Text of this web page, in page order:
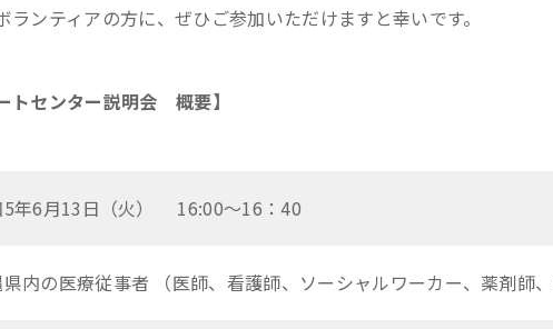
ンティアの方に、ぜひご参加いただけますと幸いです。
トセンター説明会 概要】
6月13日（火） 16:00～16：40
の医療従事者 （医師、看護師、ソーシャルワーカー、薬剤師、